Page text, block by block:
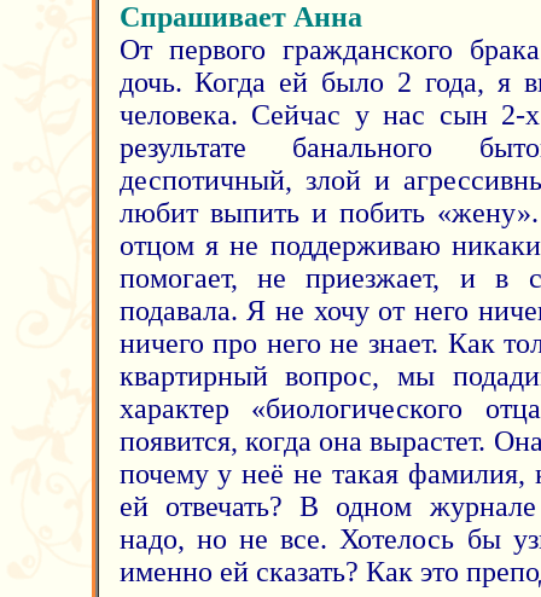
Спрашивает Анна
От первого гражданского
дочь. Когда ей было 2 года, я
человека. Сейчас у нас сын 2-
результате банального
деспотичный, злой и
любит выпить и побить
отцом я не поддерживаю
помогает, не приезжает, и в
подавала. Я не хочу от него
ничего про него не знает. Как
квартирный вопрос, мы
характер «биологического
появится, когда она вырастет.
почему у неё не такая
ей отвечать? В одном журнале
надо, но не все. Хотелось бы
именно ей сказать? Как это